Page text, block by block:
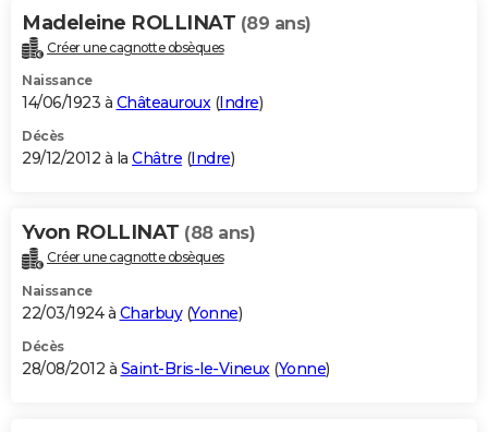
Madeleine ROLLINAT (89 ans)
Créer une cagnotte obsèques
Naissance
14/06/1923 à Châteauroux(Indre)
Décès
29/12/2012 à la Châtre (Indre)
Yvon ROLLINAT (88 ans)
Créer une cagnotte obsèques
Naissance
22/03/1924 à Charbuy(Yonne)
Décès
28/08/2012 à Saint-Bris-le-Vineux(Yonne)